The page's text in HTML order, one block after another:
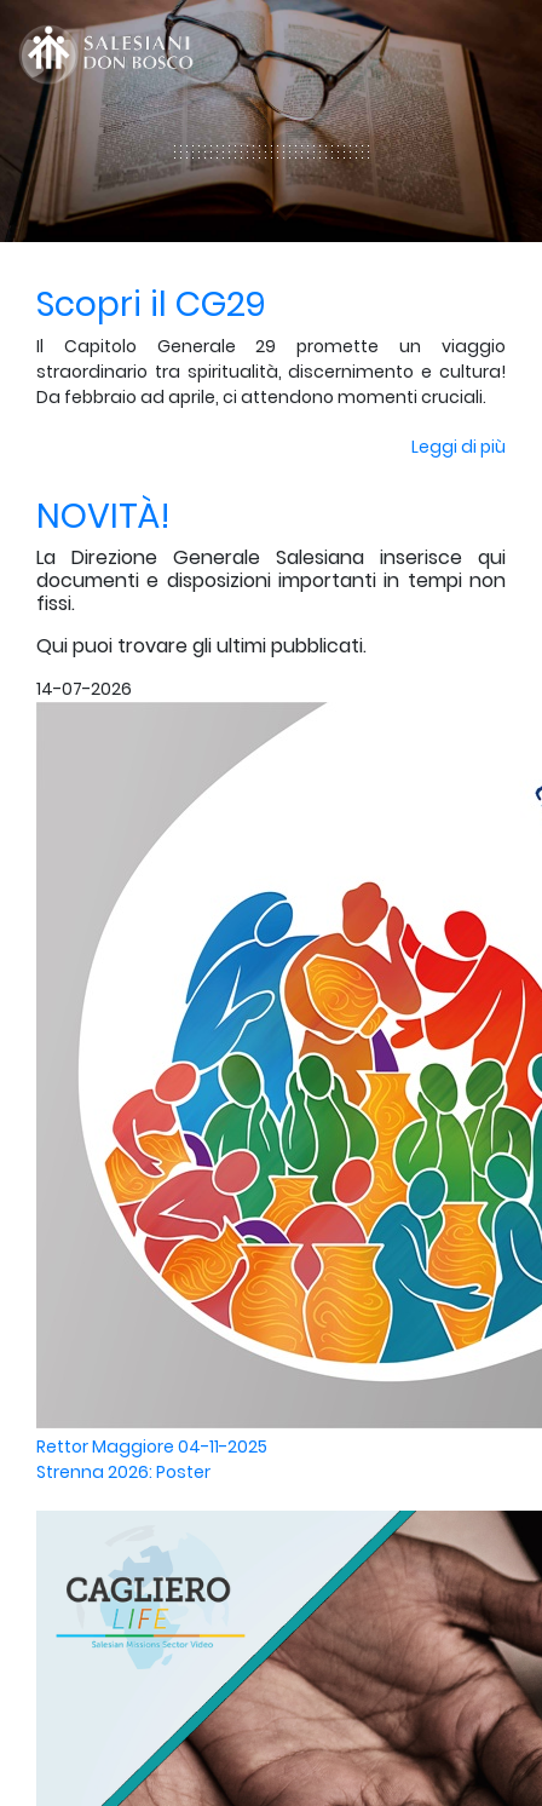
Scopri il CG29
Il Capitolo Generale 29 promette un viaggio
straordinario tra spiritualità, discernimento e cultura!
Da febbraio ad aprile, ci attendono momenti cruciali.
Leggi di più
NOVITÀ!
La Direzione Generale Salesiana inserisce qui
documenti e disposizioni importanti in tempi non
fissi.
Qui puoi trovare gli ultimi pubblicati.
14-07-2026
Rettor Maggiore 04-11-2025
Strenna 2026: Poster